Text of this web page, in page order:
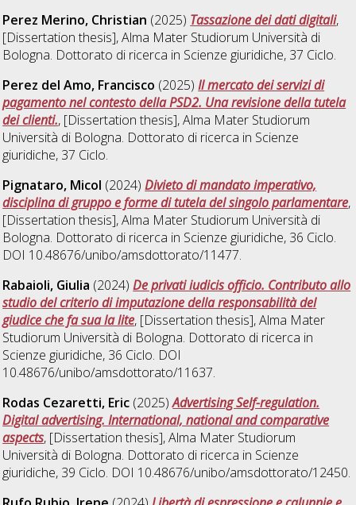
Perez Merino, Christian (2025) Tassazione dei dati digitali,
[Dissertation thesis], Alma Mater Studiorum Università di
Bologna. Dottorato di ricerca in Scienze giuridiche, 37 Ciclo.
Perez del Amo, Francisco (2025)Il mercato dei servizi di
pagamento nel contesto della PSD2. Una revisione della tutela
dei clienti., [Dissertation thesis], Alma Mater Studiorum
Università di Bologna. Dottorato di ricerca in Scienze
giuridiche, 37 Ciclo.
Pignataro, Micol (2024)Divieto di mandato imperativo,
disciplina di gruppo e forme di tutela del singolo parlamentare,
[Dissertation thesis], Alma Mater Studiorum Università di
Bologna. Dottorato di ricerca in Scienze giuridiche, 36 Ciclo.
DOI 10.48676/unibo/amsdottorato/11477.
Rabaioli, Giulia (2024)De privati iudicis officio. Contributo allo
studio del criterio di imputazione della responsabilità del
giudice che fa sua la lite, [Dissertation thesis], Alma Mater
Studiorum Università di Bologna. Dottorato di ricerca in
Scienze giuridiche, 36 Ciclo. DOI
10.48676/unibo/amsdottorato/11637.
Rodas Cezaretti, Eric (2025)Advertising Self-regulation.
Digital advertising. International, national and comparative
aspects, [Dissertation thesis], Alma Mater Studiorum
Università di Bologna. Dottorato di ricerca in Scienze
giuridiche, 39 Ciclo. DOI 10.48676/unibo/amsdottorato/12450.